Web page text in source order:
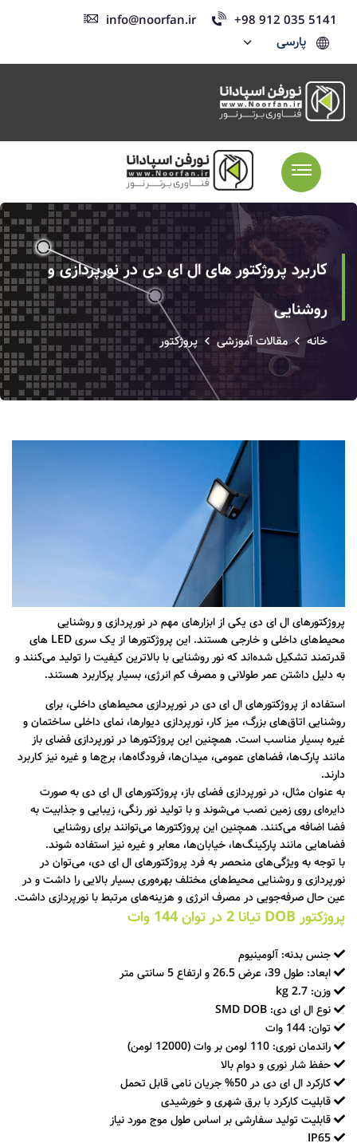
+98 912 035 5141
info@noorfan.ir
پارسی
کاربرد پروژکتور های ال ای دی در نورپردازی و
روشنایی
خانه مقالات آموزشی پروژکتور
پروژکتورهای ال ای دی یکی از ابزارهای مهم در نورپردازی و روشنایی
محیط‌های داخلی و خارجی هستند. این پروژکتورها از یک سری LED های
قدرتمند تشکیل شده‌اند که نور روشنایی با بالاترین کیفیت را تولید می‌کنند و
به دلیل داشتن عمر طولانی و مصرف کم انرژی، بسیار پرکاربرد هستند.
استفاده از پروژکتورهای ال ای دی در نورپردازی محیط‌های داخلی، برای
روشنایی اتاق‌های بزرگ، میز کار، نورپردازی دیوارها، نمای داخلی ساختمان و
غیره بسیار مناسب است. همچنین این پروژکتورها در نورپردازی فضای باز
مانند پارک‌ها، فضاهای عمومی، میدان‌ها، فرودگاه‌ها، برج‌ها و غیره نیز کاربرد
دارند.
به عنوان مثال، در نورپردازی فضای باز، پروژکتورهای ال ای دی به صورت
دایره‌ای روی زمین نصب می‌شوند و با تولید نور رنگی، زیبایی و جذابیت به
فضا اضافه می‌کنند. همچنین این پروژکتورها می‌توانند برای روشنایی
فضاهایی مانند پارکینگ‌ها، خیابان‌ها، معابر و غیره نیز استفاده شوند.
با توجه به ویژگی‌های منحصر به فرد پروژکتورهای ال ای دی، می‌توان در
نورپردازی و روشنایی محیط‌های مختلف بهره‌وری بسیار بالایی را داشت و در
عین حال صرفه‌جویی در مصرف انرژی و هزینه‌های مرتبط با نورپردازی داشت.
پروژکتور DOB تیانا 2 در توان 144 وات
جنس بدنه: آلومینیوم
ابعاد: طول 39، عرض 26.5 و ارتفاع 5 سانتی متر
وزن: 2.7 kg
نوع ال ای دی: SMD DOB
توان: 144 وات
راندمان نوری: 110 لومن بر وات (12000 لومن)
حفظ شار نوری و دوام بالا
کارکرد ال ای دی در 50% جریان نامی قابل تحمل
قابلیت کارکرد با برق شهری و خورشیدی
قابلیت تولید سفارشی بر اساس طول موج مورد نیاز